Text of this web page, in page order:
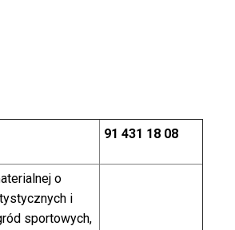
91 431 18 08
o
i
sportowych,